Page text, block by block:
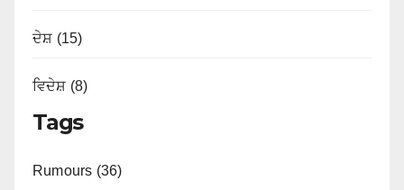
ਦੇਸ਼ (15)
ਵਿਦੇਸ਼ (8)
Tags
Rumours (36)